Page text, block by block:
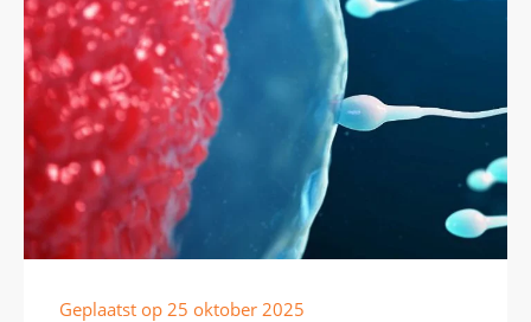
Geplaatst op 25 oktober 2025